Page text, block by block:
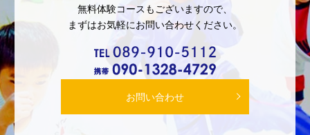
無料体験コースもございますので、
まずはお気軽にお問い合わせください。
お問い合わせ